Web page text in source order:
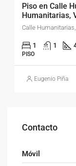
Piso en Calle
Humanitarias,
Calle
1 1
PISO
Eugenio Piña
Contacto
Móvil